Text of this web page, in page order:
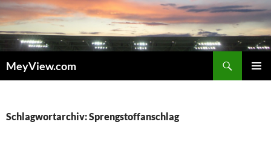
Zum
Inhalt
springen
MeyView.com
Schlagwortarchiv: Sprengstoffanschlag